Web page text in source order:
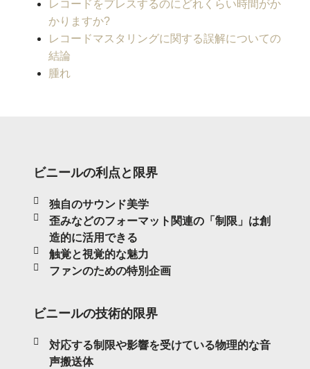
レコードをプレスするのにどれくらい時間がか
かりますか?
レコードマスタリングに関する誤解についての
結論
腫れ
ビニールの利点と限界
独自のサウンド美学
歪みなどのフォーマット関連の「制限」は創
造的に活用できる
触覚と視覚的な魅力
ファンのための特別企画
ビニールの技術的限界
対応する制限や影響を受けている物理的な音
声搬送体